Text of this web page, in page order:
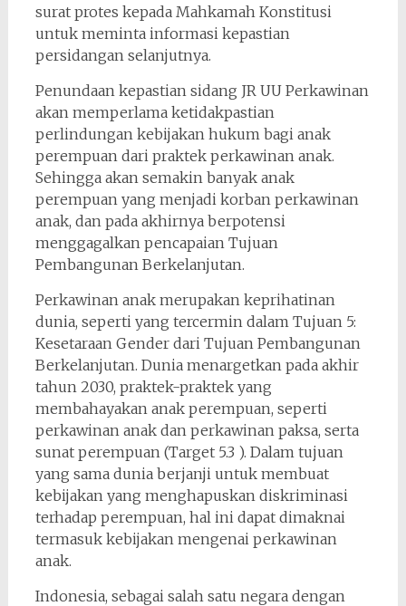
surat protes kepada Mahkamah Konstitusi
untuk meminta informasi kepastian
persidangan selanjutnya.
Penundaan kepastian sidang JR UU Perkawinan
akan memperlama ketidakpastian
perlindungan kebijakan hukum bagi anak
perempuan dari praktek perkawinan anak.
Sehingga akan semakin banyak anak
perempuan yang menjadi korban perkawinan
anak, dan pada akhirnya berpotensi
menggagalkan pencapaian Tujuan
Pembangunan Berkelanjutan.
Perkawinan anak merupakan keprihatinan
dunia, seperti yang tercermin dalam Tujuan 5:
Kesetaraan Gender dari Tujuan Pembangunan
Berkelanjutan. Dunia menargetkan pada akhir
tahun 2030, praktek-praktek yang
membahayakan anak perempuan, seperti
perkawinan anak dan perkawinan paksa, serta
sunat perempuan (Target 5.3 ). Dalam tujuan
yang sama dunia berjanji untuk membuat
kebijakan yang menghapuskan diskriminasi
terhadap perempuan, hal ini dapat dimaknai
termasuk kebijakan mengenai perkawinan
anak.
Indonesia, sebagai salah satu negara dengan